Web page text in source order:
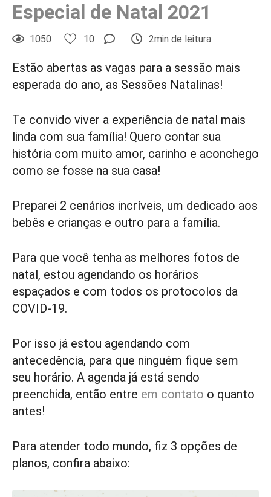
Especial de Natal 2021
1050 10 2min de leitura
Estão abertas as vagas para a sessão mais
esperada do ano, as Sessões Natalinas!
Te convido viver a experiência de natal mais
linda com sua família! Quero contar sua
história com muito amor, carinho e aconchego
como se fosse na sua casa!
Preparei 2 cenários incríveis, um dedicado aos
bebês e crianças e outro para a família.
Para que você tenha as melhores fotos de
natal, estou agendando os horários
espaçados e com todos os protocolos da
COVID-19.
Por isso já estou agendando com
antecedência, para que ninguém fique sem
seu horário. A agenda já está sendo
preenchida, então entre em contato o quanto
antes!
Para atender todo mundo, fiz 3 opções de
planos, confira abaixo: